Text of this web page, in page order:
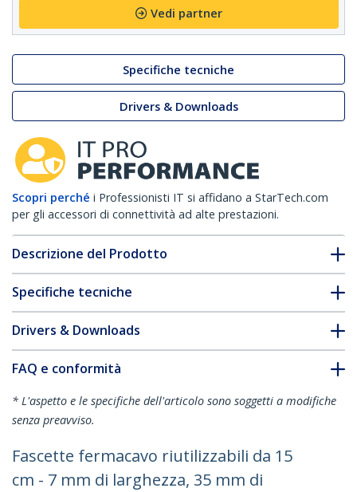
Vedi partner
Specifiche tecniche
Drivers & Downloads
Scopri perché i Professionisti IT si affidano a StarTech.com
per gli accessori di connettività ad alte prestazioni.
Descrizione del Prodotto
Specifiche tecniche
Drivers & Downloads
FAQ e conformità
* L'aspetto e le specifiche dell'articolo sono soggetti a modifiche
senza preavviso.
Fascette fermacavo riutilizzabili da 15
cm - 7 mm di larghezza, 35 mm di